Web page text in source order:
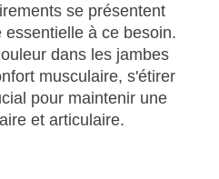
se présentent
à ce besoin.
dans les jambes
musculaire, s'étirer
pour maintenir une
et articulaire.